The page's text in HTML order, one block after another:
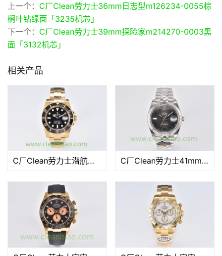
上一个： C厂Clean劳力士36mm日志型m126234-0055棕
榈叶钻绿面「3235机芯」
下一个： C厂Clean劳力士39mm探险家m214270-0003黑
面「3132机芯」
相关产品
C厂Clean劳力士潜航者型系列116618LN-97208全金黑水鬼「3135机芯」 C厂Clean劳力士41mm日志型m126334-0004绿萝「3235机芯」